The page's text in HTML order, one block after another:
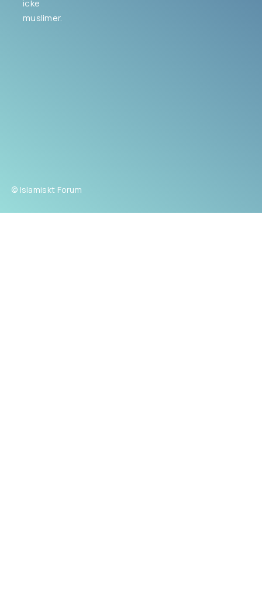
icke
muslimer.
© Islamiskt Forum